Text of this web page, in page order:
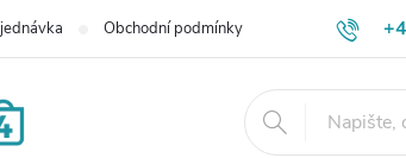
Obchodní podmínky Výměna,